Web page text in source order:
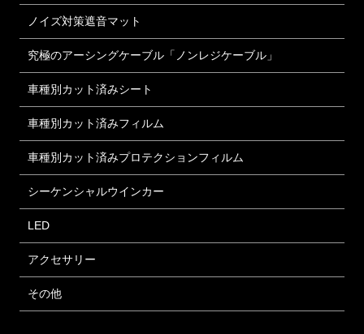
ノイズ対策遮音マット
究極のアーシングケーブル「ノンレジケーブル」
車種別カット済みシート
車種別カット済みフィルム
車種別カット済みプロテクションフィルム
シーケンシャルウインカー
LED
アクセサリー
その他